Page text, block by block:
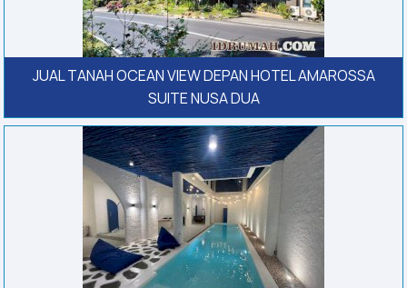
JUAL TANAH OCEAN VIEW DEPAN HOTEL AMAROSSA
SUITE NUSA DUA